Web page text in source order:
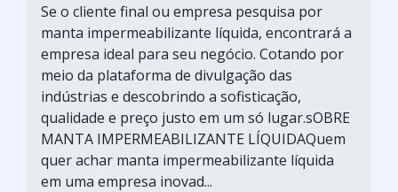
Se o cliente final ou empresa pesquisa por
manta impermeabilizante líquida, encontrará a
empresa ideal para seu negócio. Cotando por
meio da plataforma de divulgação das
indústrias e descobrindo a sofisticação,
qualidade e preço justo em um só lugar.sOBRE
MANTA IMPERMEABILIZANTE LÍQUIDAQuem
quer achar manta impermeabilizante líquida
em uma empresa inovad...